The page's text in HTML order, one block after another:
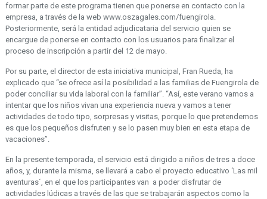
formar parte de este programa tienen que ponerse en contacto con la
empresa, a través de la web www.oszagales.com/fuengirola.
Posteriormente, será la entidad adjudicataria del servicio quien se
encargue de ponerse en contacto con los usuarios para finalizar el
proceso de inscripción a partir del 12 de mayo.
Por su parte, el director de esta iniciativa municipal, Fran Rueda, ha
explicado que “se ofrece así la posibilidad a las familias de Fuengirola de
poder conciliar su vida laboral con la familiar”. “Así, este verano vamos a
intentar que los niños vivan una experiencia nueva y vamos a tener
actividades de todo tipo, sorpresas y visitas, porque lo que pretendemos
es que los pequeños disfruten y se lo pasen muy bien en esta etapa de
vacaciones”.
En la presente temporada, el servicio está dirigido a niños de tres a doce
años, y, durante la misma, se llevará a cabo el proyecto educativo ‘Las mil
aventuras´, en el que los participantes van a poder disfrutar de
actividades lúdicas a través de las que se trabajarán aspectos como la